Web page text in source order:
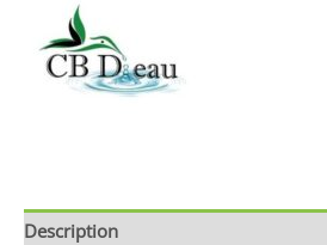
Description